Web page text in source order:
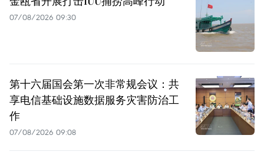
07/08/2026 09:30
第十六届国会第一次非常规会议：共
享电信基础设施数据服务灾害防治工
作
07/08/2026 09:08